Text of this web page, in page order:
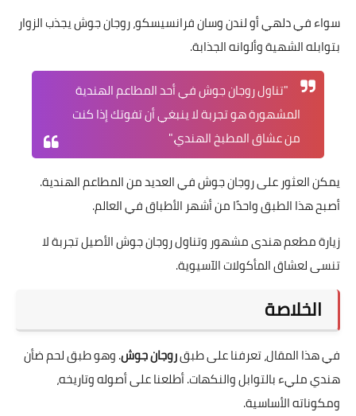
سواء في دلهي أو لندن وسان فرانسيسكو، روجان جوش يجذب الزوار
بتوابله الشهية وألوانه الجذابة.
"تناول روجان جوش في أحد المطاعم الهندية
المشهورة هو تجربة لا ينبغي أن تفوتك إذا كنت
من عشاق المطبخ الهندي."
يمكن العثور على روجان جوش في العديد من المطاعم الهندية.
أصبح هذا الطبق واحدًا من أشهر الأطباق في العالم.
زيارة مطعم هندى مشهور وتناول روجان جوش الأصيل تجربة لا
تنسى لعشاق المأكولات الآسيوية.
الخلاصة
في هذا المقال، تعرفنا على طبقروجان جوش. وهو طبق لحم ضأن
هندي مليء بالتوابل والنكهات. أطلعنا على أصوله وتاريخه،
ومكوناته الأساسية.